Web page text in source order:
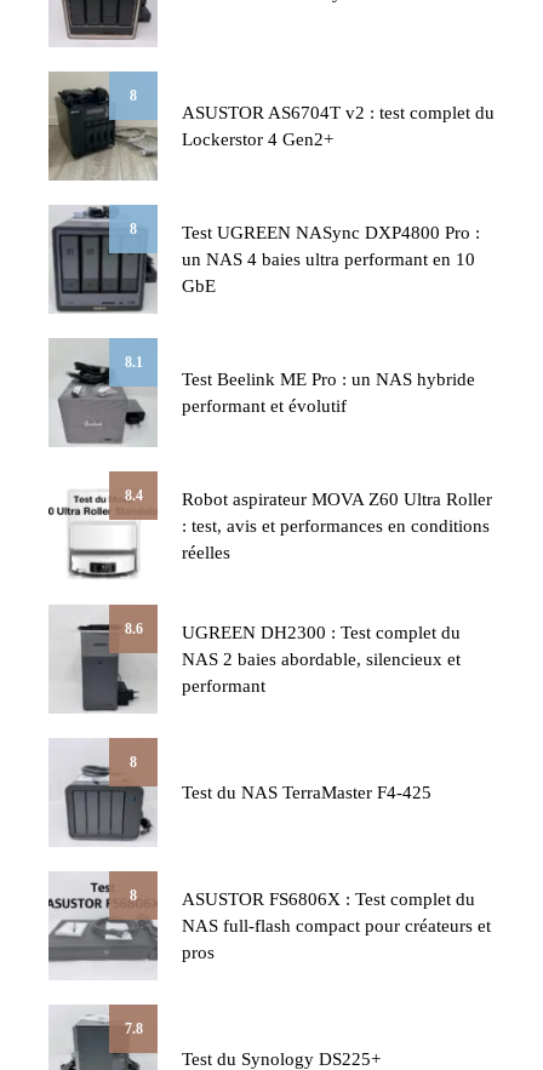
8
ASUSTOR AS6704T v2 : test complet du
Lockerstor 4 Gen2+
8
Test UGREEN NASync DXP4800 Pro :
un NAS 4 baies ultra performant en 10
GbE
8.1
Test Beelink ME Pro : un NAS hybride
performant et évolutif
8.4
Robot aspirateur MOVA Z60 Ultra Roller
: test, avis et performances en conditions
réelles
8.6
UGREEN DH2300 : Test complet du
NAS 2 baies abordable, silencieux et
performant
8
Test du NAS TerraMaster F4-425
8
ASUSTOR FS6806X : Test complet du
NAS full-flash compact pour créateurs et
pros
7.8
Test du Synology DS225+